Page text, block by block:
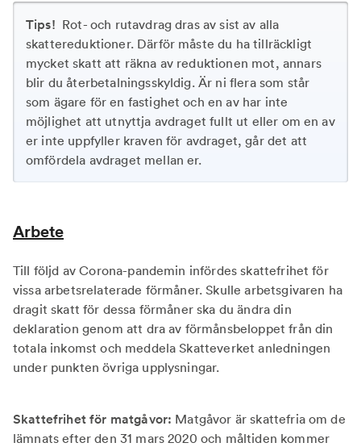
Tips! Rot- och rutavdrag dras av sist av alla
skattereduktioner. Därför måste du ha tillräckligt
mycket skatt att räkna av reduktionen mot, annars
blir du återbetalningsskyldig. Är ni flera som står
som ägare för en fastighet och en av har inte
möjlighet att utnyttja avdraget fullt ut eller om en av
er inte uppfyller kraven för avdraget, går det att
omfördela avdraget mellan er.
Arbete
Till följd av Corona-pandemin infördes skattefrihet för
vissa arbetsrelaterade förmåner. Skulle arbetsgivaren ha
dragit skatt för dessa förmåner ska du ändra din
deklaration genom att dra av förmånsbeloppet från din
totala inkomst och meddela Skatteverket anledningen
under punkten övriga upplysningar.
Skattefrihet för matgåvor: Matgåvor är skattefria om de
lämnats efter den 31 mars 2020 och måltiden kommer